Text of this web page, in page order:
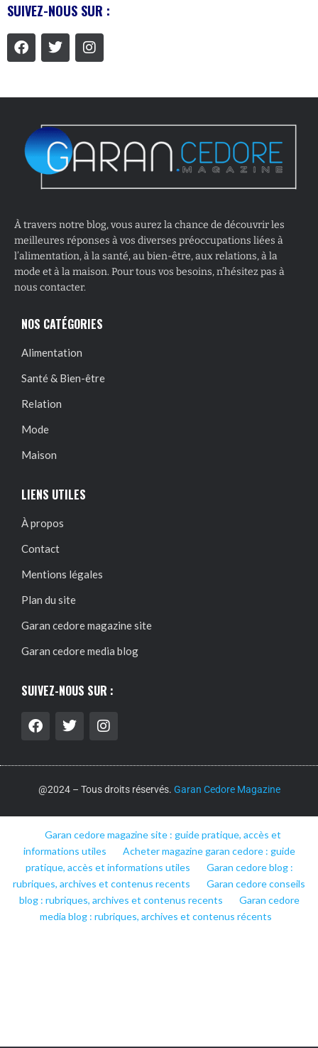
SUIVEZ-NOUS SUR :
À travers notre blog, vous aurez la chance de découvrir les
meilleures réponses à vos diverses préoccupations liées à
l’alimentation, à la santé, au bien-être, aux relations, à la
mode et à la maison. Pour tous vos besoins, n’hésitez pas à
nous contacter.
NOS CATÉGORIES
Alimentation
Santé & Bien-être
Relation
Mode
Maison
LIENS UTILES
À propos
Contact
Mentions légales
Plan du site
Garan cedore magazine site
Garan cedore media blog
SUIVEZ-NOUS SUR :
@2024 – Tous droits réservés. Garan Cedore Magazine
Garan cedore magazine site : guide pratique, accès et
informations utiles
Acheter magazine garan cedore : guide
pratique, accès et informations utiles
Garan cedore blog :
rubriques, archives et contenus recents
Garan cedore conseils
blog : rubriques, archives et contenus recents
Garan cedore
media blog : rubriques, archives et contenus récents